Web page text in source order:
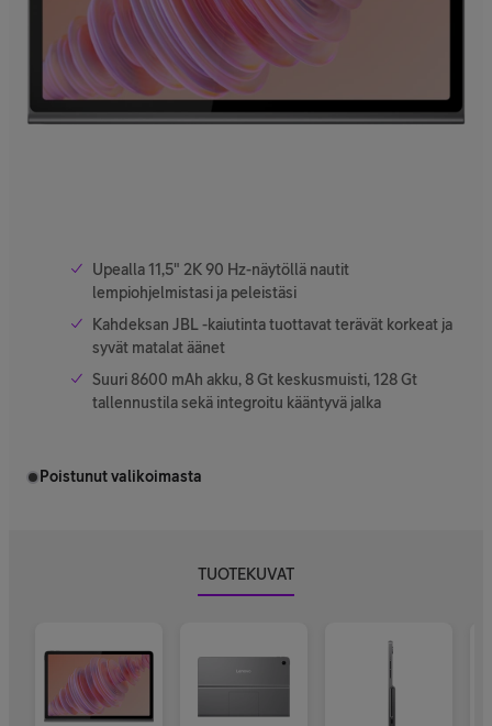
Upealla 11,5" 2K 90 Hz-näytöllä nautit
lempiohjelmistasi ja peleistäsi
Kahdeksan JBL -kaiutinta tuottavat terävät korkeat ja
syvät matalat äänet
Suuri 8600 mAh akku, 8 Gt keskusmuisti, 128 Gt
tallennustila sekä integroitu kääntyvä jalka
Poistunut valikoimasta
TUOTEKUVAT